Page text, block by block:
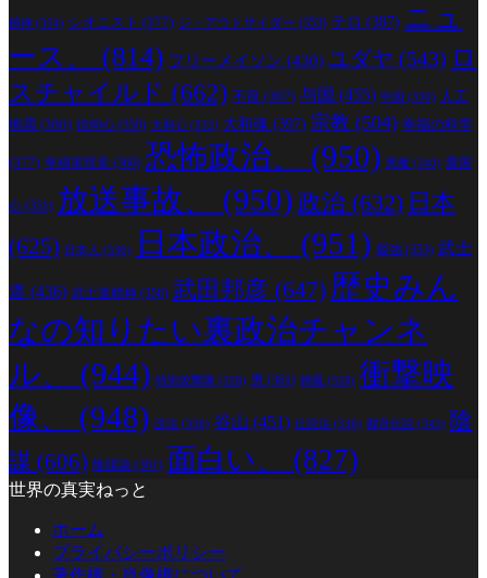
精神 (334) シオニスト (377) ジ・アウトサイダー (353) テロ (387) ニュ
ース、
(814) フリーメイソン (430) ユダヤ (543) ロ
スチャイルド (662) 不良 (367) 与国 (455) 中国 (330) 人工
地震 (380) 信仰心 (350) 大和心 (332) 大和魂 (397) 宗教 (504) 幸福の科学
(377) 幸福実現党 (360) 恐怖政治、 (950) 悪魔 (340) 愛国
心 (351) 放送事故、 (950) 政治 (632) 日本
(625) 日本人 (336) 日本政治、 (951) 最強 (353) 武士
道 (436) 武士道精神 (356) 武田邦彦 (647) 歴史みん
なの知りたい裏政治チャンネ
ル、
(944) 特別攻撃隊 (328) 男 (361) 神風 (328) 衝撃映
像、
(948) 説法 (336) 谷山 (451) 辻説法 (336) 都市伝説 (342) 陰
謀 (606) 陰謀論 (361) 面白い、 (827)
世界の真実ねっと
ホーム
プライバシーポリシー